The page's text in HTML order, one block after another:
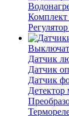
Датчик
Датчик
Датчик
Детектор